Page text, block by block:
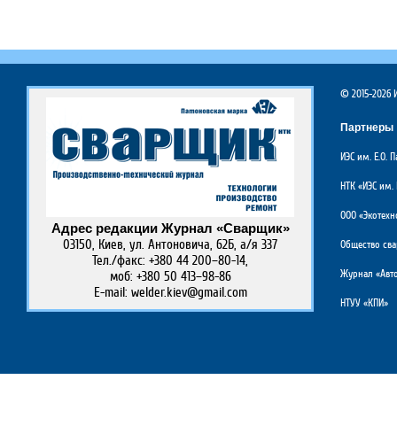
Адрес редакции Журнал «Сварщик»
03150, Киев, ул. Антоновича, 62Б, а/я 337
Тел./факс: +380 44 200–80-14,
моб: +380 50 413–98-86
E-mail: welder.kiev@gmail.com
© 2015-2026
Партнеры
ИЭС им. Е.О.
НТК «ИЭС им.
ООО
Общество
Журнал
НТУУ «КПИ»